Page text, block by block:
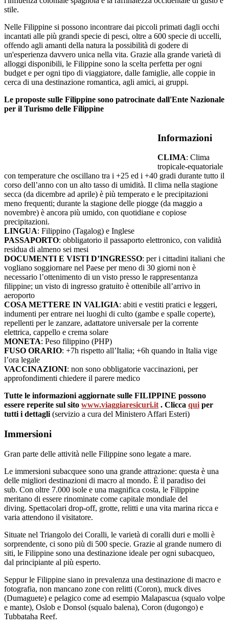
stile.
Nelle Filippine si possono incontrare dai piccoli primati dagli occhi
incantati alle più grandi specie di pesci, oltre a 600 specie di uccelli,
offendo agli amanti della natura la possibilità di godere di
un'esperienza davvero unica nella vita. Grazie alla grande varietà di
alloggi disponibili, le Filippine sono la scelta perfetta per ogni
budget e per ogni tipo di viaggiatore, dalle famiglie, alle coppie in
cerca di una destinazione romantica, agli amici, ai gruppi.
Le proposte sulle Filippine sono patrocinate dall'Ente Nazionale
per il Turismo delle Filippine
Informazioni
CLIMA: Clima
tropicale-equatoriale
con temperature che oscillano tra i +25 ed i +40 gradi durante tutto il
corso dell’anno con un alto tasso di umidità. Il clima nella stagione
secca (da dicembre ad aprile) è più temperato e le precipitazioni
meno frequenti; durante la stagione delle piogge (da maggio a
novembre) è ancora più umido, con quotidiane e copiose
precipitazioni.
LINGUA: Filippino (Tagalog) e Inglese
PASSAPORTO: obbligatorio il passaporto elettronico, con validità
residua di almeno sei mesi
DOCUMENTI E VISTI D’INGRESSO: per i cittadini italiani che
vogliano soggiornare nel Paese per meno di 30 giorni non è
necessario l’ottenimento di un visto presso le rappresentanza
filippine; un visto di ingresso gratuito è ottenibile all’arrivo in
aeroporto
COSA METTERE IN VALIGIA: abiti e vestiti pratici e leggeri,
indumenti per entrare nei luoghi di culto (gambe e spalle coperte),
repellenti per le zanzare, adattatore universale per la corrente
elettrica, cappello e crema solare
MONETA: Peso filippino (PHP)
FUSO ORARIO: +7h rispetto all’Italia; +6h quando in Italia vige
l’ora legale
VACCINAZIONI: non sono obbligatorie vaccinazioni, per
approfondimenti chiedere il parere medico
Tutte le informazioni aggiornate sulle FILIPPINE possono
essere reperite sul sito www.viaggiaresicuri.it . Clicca qui per
tutti i dettagli (servizio a cura del Ministero Affari Esteri)
Immersioni
Gran parte delle attività nelle Filippine sono legate a mare.
Le immersioni subacquee sono una grande attrazione: questa è una
delle migliori destinazioni di macro al mondo. È il paradiso dei
sub. Con oltre 7.000 isole e una magnifica costa, le Filippine
meritano di essere rinominate come capitale mondiale del
diving. Spettacolari drop-off, grotte, relitti e una vita marina ricca e
varia attendono il visitatore.
Situate nel Triangolo dei Coralli, le varietà di coralli duri e molli è
sorprendente, ci sono più di 500 specie. Grazie al grande numero di
siti, le Filippine sono una destinazione ideale per ogni subacqueo,
dal principiante al più esperto.
Seppur le Filippine siano in prevalenza una destinazione di macro e
fotografia, non mancano zone con relitti (Coron), muck dives
(Dumaguete) e pelagico come ad esempio Malapascua (squalo volpe
e mante), Oslob e Donsol (squalo balena), Coron (dugongo) e
Tubbataha Reef.